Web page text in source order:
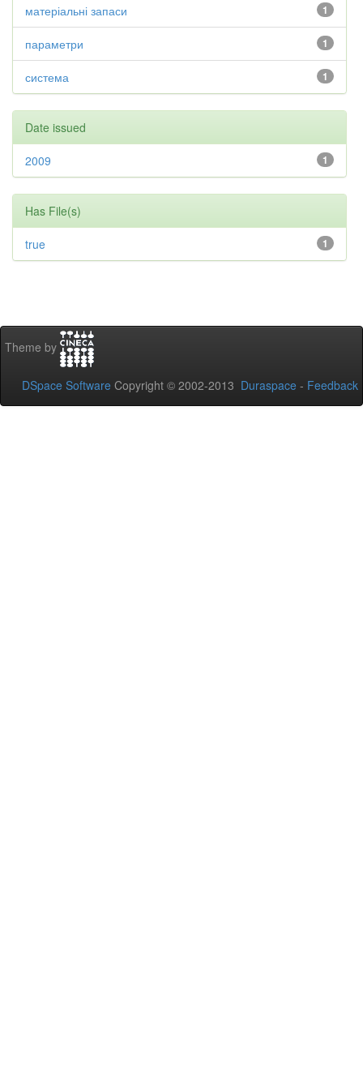
1
матеріальні запаси
1
параметри
1
система
Date issued
1
2009
Has File(s)
1
true
Theme by
DSpace Software Copyright © 2002-2013 Duraspace - Feedback